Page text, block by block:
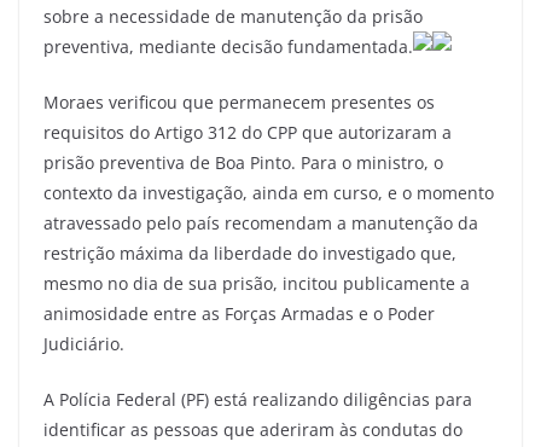
sobre a necessidade de manutenção da prisão
preventiva, mediante decisão fundamentada.
Moraes verificou que permanecem presentes os
requisitos do Artigo 312 do CPP que autorizaram a
prisão preventiva de Boa Pinto. Para o ministro, o
contexto da investigação, ainda em curso, e o momento
atravessado pelo país recomendam a manutenção da
restrição máxima da liberdade do investigado que,
mesmo no dia de sua prisão, incitou publicamente a
animosidade entre as Forças Armadas e o Poder
Judiciário.
A Polícia Federal (PF) está realizando diligências para
identificar as pessoas que aderiram às condutas do